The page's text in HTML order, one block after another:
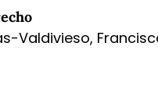
Valdivieso,